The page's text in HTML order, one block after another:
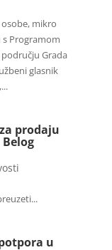
mikro
Programom
Grada
glasnik
prodaju
u